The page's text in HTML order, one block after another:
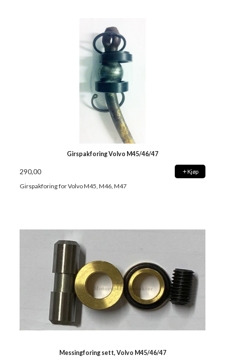
Girspakforing Volvo M45/46/47
290,00 Kjøp
Girspakforing for Volvo M45, M46, M47
Messingforing sett, Volvo M45/46/47